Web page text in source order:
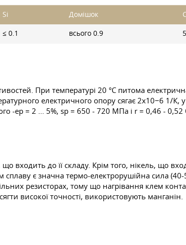
Si Домішок
≤ 0.1 всього 0.9
При температурі 20 °C питома
електричного опору сягає 2x10−6 1/
-eр = 2 ... 5%, sр = 650 - 720 МПа і r = 0,46 -
входить до її складу. Крім того, нікель, що
є значна термо-електрорушійна сила
резисторах, тому що нагрівання клем
високої точності, використовують манганін.